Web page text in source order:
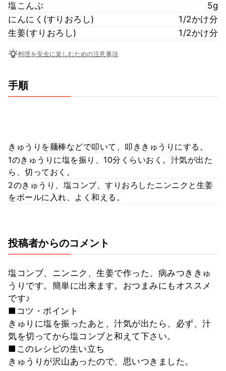
塩こんぶ
5g
にんにく(すりおろし)
1/2かけ分
生姜(すりおろし)
1/2かけ分
料理を安全に楽しむための注意事項
手順
きゅうりを麺棒などで叩いて、叩ききゅうりにする。
1のきゅうりに塩を振り、10分くらいおく。汁気が出た
ら、切っておく。
2のきゅうり、塩コンブ、すりおろしたニンニクと生姜
をボールに入れ、よく和える。
投稿者からのコメント
塩コンブ、ニンニク、生姜で作った、病みつききゅ
うりです。簡単に出来ます。おつまみにもオススメ
です♪
■コツ・ポイント
きゅりに塩を振ったあと、汁気が出たら、必ず、汁
気を切ってから塩コンブと和えて下さい。
■このレシピの生い立ち
きゅうりが沢山あったので、思いつきました。